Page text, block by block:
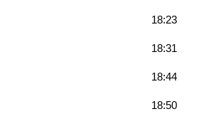
18:23
18:31
18:44
18:50